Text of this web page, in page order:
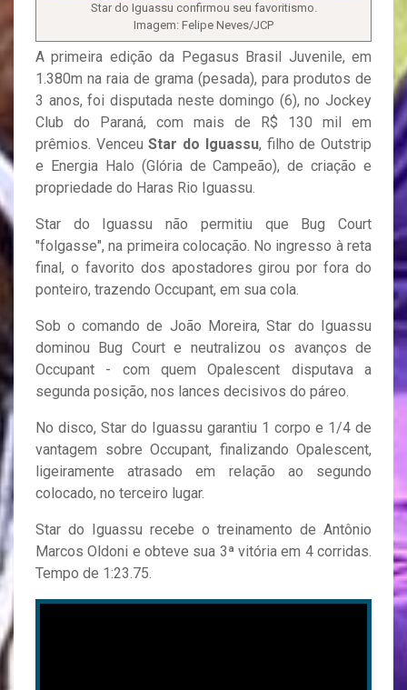
Star do Iguassu confirmou seu favoritismo.
Imagem: Felipe Neves/JCP
A primeira edição da Pegasus Brasil Juvenile, em
1.380m na raia de grama (pesada), para produtos de
3 anos, foi disputada neste domingo (6), no Jockey
Club do Paraná, com mais de R$ 130 mil em
prêmios. VenceuStar do Iguassu, filho de Outstrip
e Energia Halo (Glória de Campeão), de criação e
propriedade do Haras Rio Iguassu.
Star do Iguassu não permitiu que Bug Court
"folgasse", na primeira colocação. No ingresso à reta
final, o favorito dos apostadores girou por fora do
ponteiro, trazendo Occupant, em sua cola.
Sob o comando de João Moreira, Star do Iguassu
dominou Bug Court e neutralizou os avanços de
Occupant - com quem Opalescent disputava a
segunda posição, nos lances decisivos do páreo.
No disco, Star do Iguassu garantiu 1 corpo e 1/4 de
vantagem sobre Occupant, finalizando Opalescent,
ligeiramente atrasado em relação ao segundo
colocado, no terceiro lugar.
Star do Iguassu recebe o treinamento de Antônio
Marcos Oldoni e obteve sua 3ª vitória em 4 corridas.
Tempo de 1:23.75.